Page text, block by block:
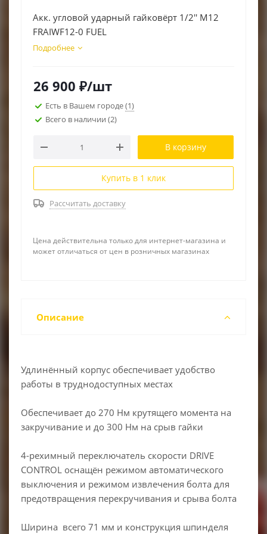
Акк. угловой ударный гайковёрт 1/2'' M12
FRAIWF12-0 FUEL
Подробнее
26 900 ₽/шт
Есть в Вашем городе(1)
Всего в наличии (2)
В корзину
Купить в 1 клик
Рассчитать доставку
Цена действительна только для интернет-магазина и
может отличаться от цен в розничных магазинах
Описание
Удлинённый корпус обеспечивает удобство
работы в труднодоступных местах
Обеспечивает до 270 Нм крутящего момента на
закручивание и до 300 Нм на срыв гайки
4-рехимный переключатель скорости DRIVE
CONTROL оснащён режимом автоматического
выключения и режимом извлечения болта для
предотвращения перекручивания и срыва болта
Ширина всего 71 мм и конструкция шпинделя
RACIO